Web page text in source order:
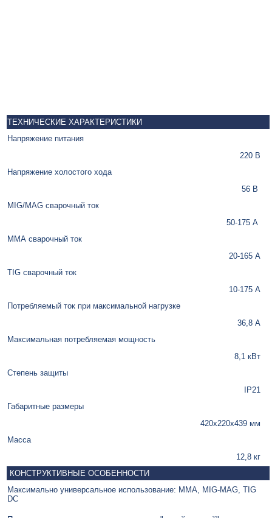
ТЕХНИЧЕСКИЕ ХАРАКТЕРИСТИКИ
Напряжение питания
220 В
Напряжение холостого хода
56 В
MIG/MAG сварочный ток
50-175 А
ММА сварочный ток
20-165 А
TIG сварочный ток
10-175 А
Потребляемый ток при максимальной нагрузке
36,8 А
Максимальная потребляемая мощность
8,1 кВт
Степень защиты
IP21
Габаритные размеры
420х220х439 мм
Масса
12,8 кг
КОНСТРУКТИВНЫЕ ОСОБЕННОСТИ
Максимально универсальное использование: MMA, MIG-MAG, TIG
DC